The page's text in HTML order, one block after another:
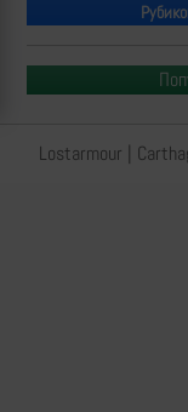
Lostarmour |